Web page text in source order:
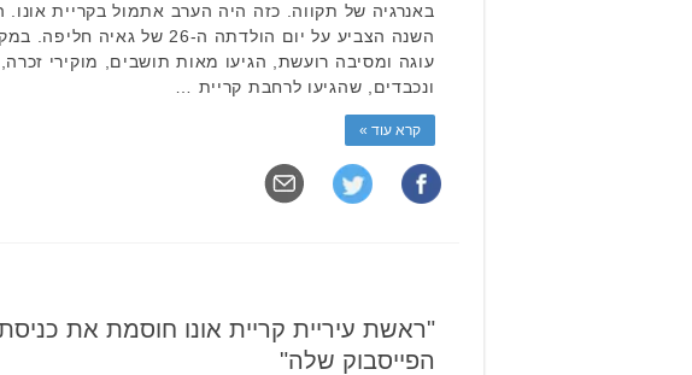
באנרגיה של תקווה. כזה היה הערב אתמול בקריית אונו.
השנה הצביע על יום הולדתה ה-26 של
עוגה ומסיבה רועשת, הגיעו מאות תושבים, מוקירי
ונכבדים, שהגיעו לרחבת קריית …
קרא עוד »
"ראשת עיריית קריית אונו חוסמת את
הפייסבוק שלה"